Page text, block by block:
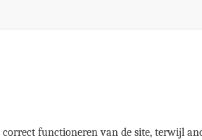
functioneren van de site, terwijl